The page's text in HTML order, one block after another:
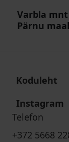
Varbla
Pärnu
Koduleht
Instagram
Telefon
+372 5668